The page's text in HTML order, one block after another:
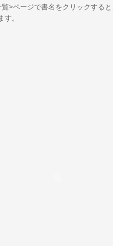
>ページで書名をクリックする
。